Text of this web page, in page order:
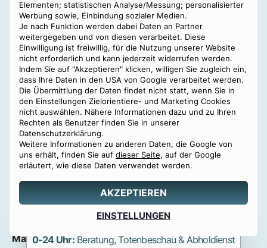
Elementen; statistischen Analyse/Messung; personalisierter
Werbung sowie, Einbindung sozialer Medien.
Je nach Funktion werden dabei Daten an Partner
weitergegeben und von diesen verarbeitet. Diese
Einwilligung ist freiwillig, für die Nutzung unserer Website
nicht erforderlich und kann jederzeit widerrufen werden.
Indem Sie auf "Akzeptieren" klicken, willigen Sie zugleich ein,
dass Ihre Daten in den USA von Google verarbeitet werden.
Die Übermittlung der Daten findet nicht statt, wenn Sie in
den Einstellungen Zielorientiere- und Marketing Cookies
nicht auswählen. Nähere Informationen dazu und zu Ihren
Rechten als Benutzer finden Sie in unserer
Datenschutzerklärung.
Weitere Informationen zu anderen Daten, die Google von
uns erhält, finden Sie auf dieser Seite, auf der Google
erläutert, wie diese Daten verwendet werden.
AKZEPTIEREN
EINSTELLUNGEN
0800 88 44 04
erstellen
0-24 Uhr:Beratung, Totenbeschau & Abholdienst
Bereits nach dem ersten Telefonat war uns aber klar,
dass wir in besten Händen sind. Das Treffen war so
angenehm und sehr informativ, alles war vorbereitet.
Zu jeder Zeit hatten wir ein gutes Gefühl. Wenn Sie
einen Partner in einer schweren Zeit benötigen,
empfehle ich von Herzen das Team von Benu!“
Nina G.aus Wien viaFacebook:★★★★★
„Ein glücklicher Zufall hat mich an Benu Bestattung
geleitet.
Ein Glück, denn sie waren vor und beim Begräbnis
eine wahre, kompetente und sehr sorgfältige
Ein junges tolles Team mit Herz wo Einfühlsamkeit
und Höflichkeit eine wichtige Rolle spielen. Kann ich
nur von Herzen weiterempfehlen. DANKE!“
Marianne D.aus Wien viaGoogle: ★★★★★